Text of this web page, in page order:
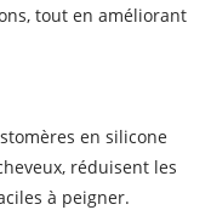
tout en améliorant
en silicone
réduisent les
à peigner.